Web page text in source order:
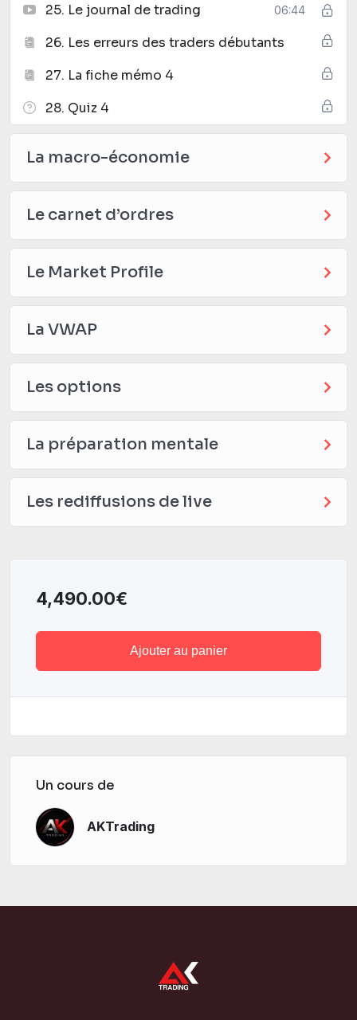
25. Le journal de trading 06:44
26. Les erreurs des traders débutants
27. La fiche mémo 4
28. Quiz 4
La macro-économie
Le carnet d’ordres
Le Market Profile
La VWAP
Les options
La préparation mentale
Les rediffusions de live
4,490.00€
Ajouter au panier
Un cours de
AKTrading